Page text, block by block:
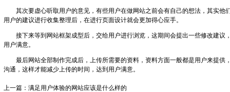
其次要虚心听取用户的意见，有些用户在做网站之前会有自己的想法，其实他
用户的建议进行收集整理后，在进行页面设计就会更加得心应手。
接下来等到网站框架成型后，交给用户进行浏览，这期间会提出一些修改建议
用户满意。
最后网站全部制作完成后，上传所需要的资料，资料方面一般都是用户来提供
沟通，这样才能减少上传的时间，达到用户满意。
上一篇： 满足用户体验的网站应该是什么样的